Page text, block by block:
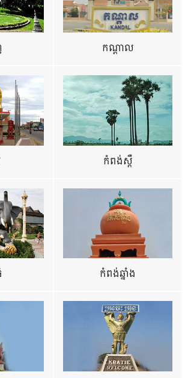
កណ្តាល
កំពង់ស្ពឺ
កំពង់ឆ្នាំង